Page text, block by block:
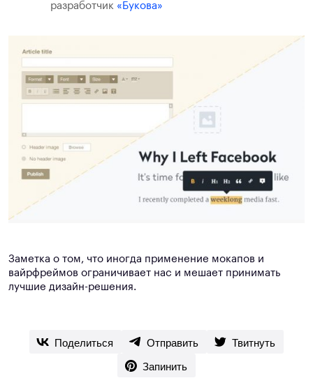
разработчик «Букова»
Заметка о том, что иногда применение мокапов и
вайрфреймов ограничивает нас и мешает принимать
лучшие дизайн-решения.
Поделиться Отправить
Твитнуть
Запинить